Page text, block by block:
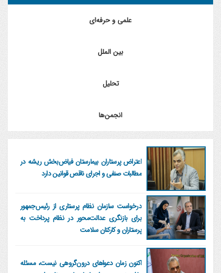
علمی و حرفه‌ای
بین الملل
تحلیل
انجمن‌ها
اعتراض پرستاران بیمارستان فیاض‌بخش ریشه در
مطالبات صنفی و اجرای ناقص قوانین دارد
درخواست سازمان نظام پرستاری از رئیس‌جمهور
برای بازنگری عدالت‌محور در نظام پرداخت به
پرستاران و کارکنان سلامت
اکنون زمان دعواهای درون‌گروهی نیست، مسئله